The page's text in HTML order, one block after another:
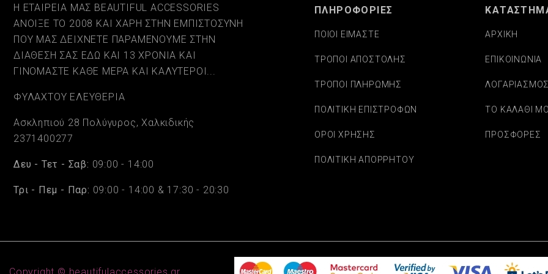
Η ΕΤΑΙΡΕΙΑ ΜΑΣ BEAUTIFUL ACCESSORIES
ΑΝΟΙΞΕ ΤΟ 2008 ΚΑΙ ΧΑΡΗ ΣΤΗΝ ΕΜΠΙΣΤΟΣΥΝΗ
ΠΟΥ ΜΑΣ ΔΕΙΧΝΕΤΕ ΠΑΡΑΜΕΝΟΥΜΕ ΣΤΗΝ
ΔΙΑΘΕΣΗ ΣΑΣ ΕΔΩ ΚΑΙ 13 ΧΡΟΝΙΑ ΚΑΙ
ΓΙΝΟΜΑΣΤΕ ΚΑΘΕ ΜΕΡΑ ΚΑΙ ΚΑΛΥΤΕΡΟΙ...
ΦΥΛΑΧΤΟΥ ΕΛΕΥΘΕΡΙΑ
Ασκληπιού 28 Πολύγυρος, Χαλκιδικής
2371400277
Δευ - Τετ - Σαβ: 09:00 - 14:00
Τρι - Πεμ - Παρ: 09:00 - 14:00 & 17:30 - 20:30
ΠΛΗΡΟΦΟΡΙΕΣ
ΠΟΙΟΙ ΕΙΜΑΣΤΕ
ΤΡΟΠΟΙ ΑΠΟΣΤΟΛΗΣ
ΤΡΟΠΟΙ ΠΛΗΡΩΜΗΣ
ΠΟΛΙΤΙΚΗ ΕΠΙΣΤΡΟΦΩΝ
ΟΡΟΙ ΧΡΗΣΗΣ
ΠΟΛΙΤΙΚΗ ΑΠΟΡΡΗΤΟΥ
ΑΡΧΙΚΗ
ΕΠΙΚΟΙΝΩΝΙΑ
ΛΟΓΑΡΙΑΣΜΟΣ
ΤΟ ΚΑΛΑΘΙ
ΠΡΟΣΦΟΡΕΣ
Copyright © beautifulaccessories.gr